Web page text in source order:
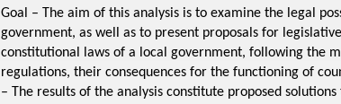
Goal – The aim of this analysis is to examine the legal
government, as well as to present proposals for
constitutional laws of a local government, following the
regulations, their consequences for the functioning of
– The results of the analysis constitute proposed